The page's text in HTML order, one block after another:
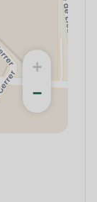
+
−